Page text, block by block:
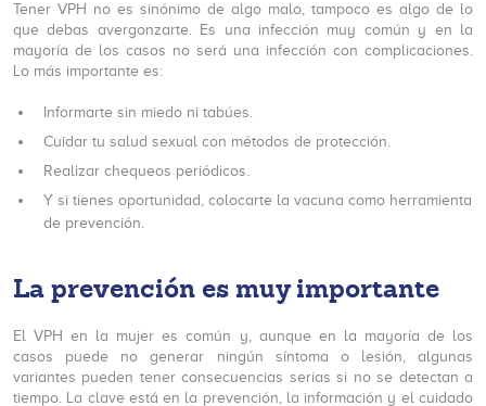
Tener VPH no es sinónimo de algo malo, tampoco es algo de lo
que debas avergonzarte. Es una infección muy común y en la
mayoría de los casos no será una infección con complicaciones.
Lo más importante es:
Informarte sin miedo ni tabúes.
Cuidar tu salud sexual con métodos de protección.
Realizar chequeos periódicos.
Y si tienes oportunidad, colocarte la vacuna como herramienta
de prevención.
La prevención es muy importante
El VPH en la mujer es común y, aunque en la mayoría de los
casos puede no generar ningún síntoma o lesión, algunas
variantes pueden tener consecuencias serias si no se detectan a
tiempo. La clave está en la prevención, la información y el cuidado